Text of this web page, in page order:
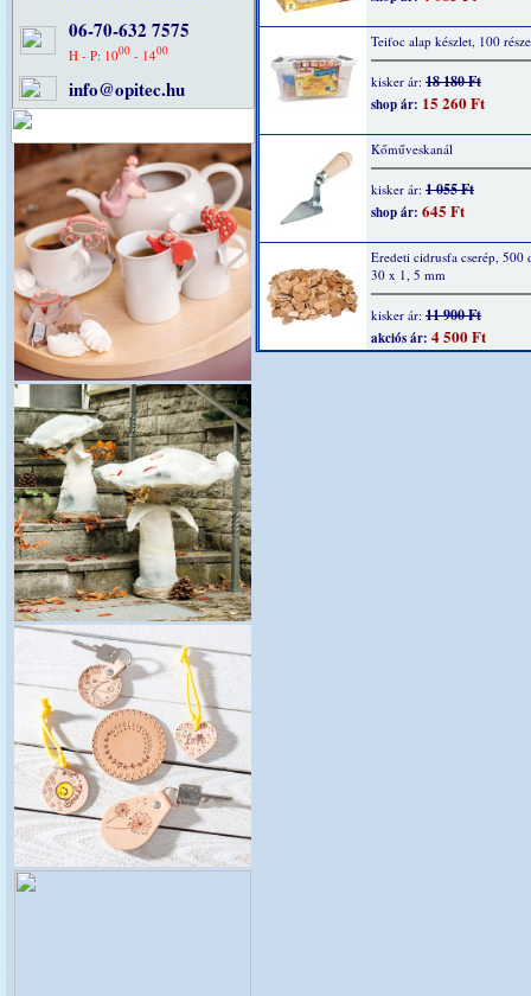
06-70-632 7575
H - P: 1000- 1400
info@opitec.hu
Teifoc alap készlet, 100
kisker ár: 18 180 Ft
shop ár: 15 260 Ft
Kőműveskanál
kisker ár: 1 055 Ft
shop ár: 645 Ft
Eredeti cidrusfa cserép, 500
30 x 1, 5 mm
kisker ár: 11 900 Ft
akciós ár: 4 500 Ft